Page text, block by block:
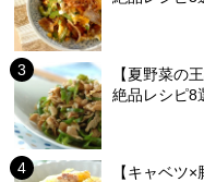
【夏野菜の
絶品レシピ8
【キャベツ